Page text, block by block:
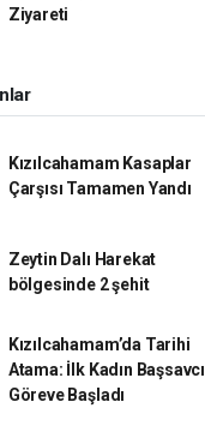
Ziyareti
Kızılcahamam Kasaplar
Çarşısı Tamamen Yandı
Zeytin Dalı Harekat
bölgesinde 2 şehit
Kızılcahamam’da Tarihi
Atama: İlk Kadın Başsavcı
Göreve Başladı